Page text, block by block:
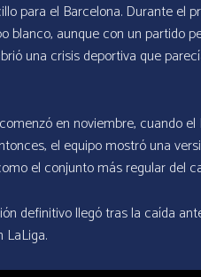
para el Barcelona. Durante el
blanco, aunque con un partido
una crisis deportiva que
en noviembre, cuando
el equipo mostró una
el conjunto más regular del
definitivo llegó tras la caída
LaLiga.